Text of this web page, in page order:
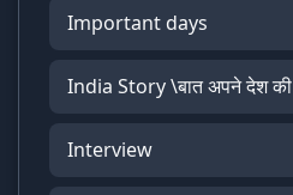
Important days
India Story \बात अपने देश की
Interview